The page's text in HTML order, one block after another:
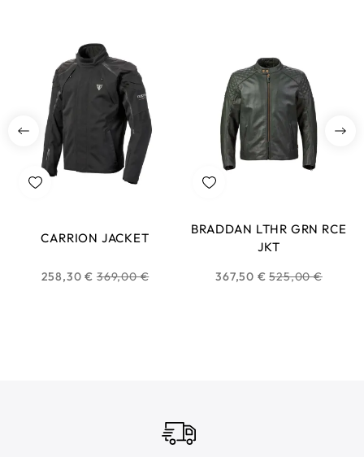
CARRION JACKET
258,30 € Prix
369,00 €
BRADDAN LTHR GRN RCE
JKT
367,50 € Prix
525,00 €